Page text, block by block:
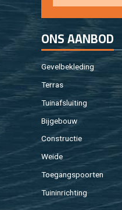
ONS AAN­BOD
Ge­vel­be­kle­ding
Ter­ras
Tuin­af­slui­ting
Bij­ge­bouw
Con­struc­tie
Weide
Toe­gangs­poor­ten
Tuin­in­rich­ting